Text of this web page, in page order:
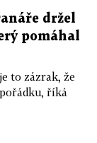
držel
pomáhal
to zázrak, že
říká